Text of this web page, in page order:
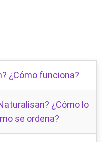
¿Cómo funciona?
¿Cómo lo
se ordena?